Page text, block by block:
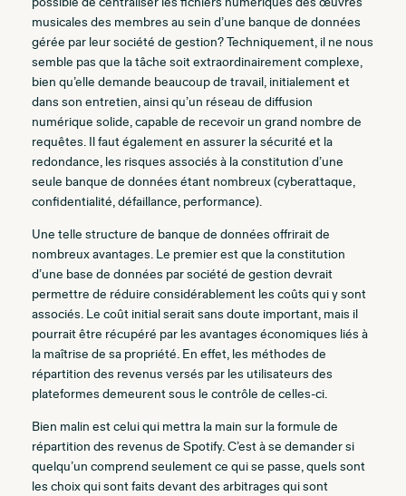
musicales des membres au sein d’une banque de données
gérée par leur société de gestion? Techniquement, il ne nous
semble pas que la tâche soit extraordinairement complexe,
bien qu’elle demande beaucoup de travail, initialement et
dans son entretien, ainsi qu’un réseau de diffusion
numérique solide, capable de recevoir un grand nombre de
requêtes. Il faut également en assurer la sécurité et la
redondance, les risques associés à la constitution d’une
seule banque de données étant nombreux (cyberattaque,
confidentialité, défaillance, performance).
Une telle structure de banque de données offrirait de
nombreux avantages. Le premier est que la constitution
d’une base de données par société de gestion devrait
permettre de réduire considérablement les coûts qui y sont
associés. Le coût initial serait sans doute important, mais il
pourrait être récupéré par les avantages économiques liés à
la maîtrise de sa propriété. En effet, les méthodes de
répartition des revenus versés par les utilisateurs des
plateformes demeurent sous le contrôle de celles-ci.
Bien malin est celui qui mettra la main sur la formule de
répartition des revenus de Spotify. C’est à se demander si
quelqu’un comprend seulement ce qui se passe, quels sont
les choix qui sont faits devant des arbitrages qui sont